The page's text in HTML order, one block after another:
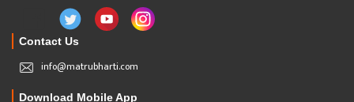
Contact Us
info@matrubharti.com
Download Mobile App